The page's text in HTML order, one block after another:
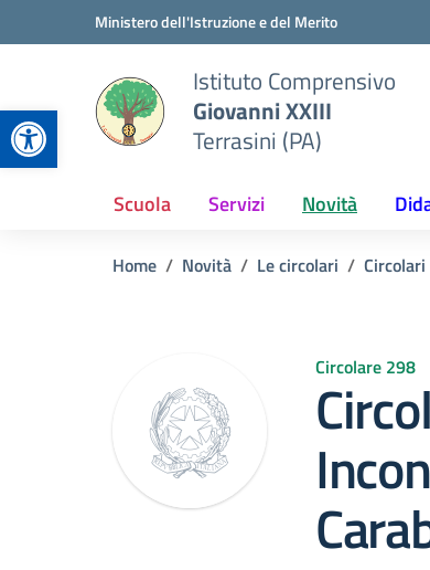
Apri la barra degli strumenti
Vai ai contenuti
Vai al menu di navigazioneMinistero dell'Istruzione e del Merito
Istituto Comprensivo
Giovanni XXIII
Terrasini (PA)
Scuola Servizi Novità
Home Novità Le circolari
Circolare 298